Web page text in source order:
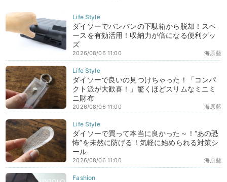
ダイソーでパンパンの下駄箱から脱却！スペ
ースを有効活用！収納力が倍になる便利グッ
ズ
海原藍
2026/08/06 11:00
ダイソーで良いの見つけちゃった！「コンパ
クト派が大歓喜！」驚くほどスリムなミニミ
ニ財布
海原藍
2026/08/06 11:00
ダイソーで買って本当に良かった～！“あの恐
怖”を未然に防げる！気軽に始められる対策シ
ール
海原藍
2026/08/06 11:00